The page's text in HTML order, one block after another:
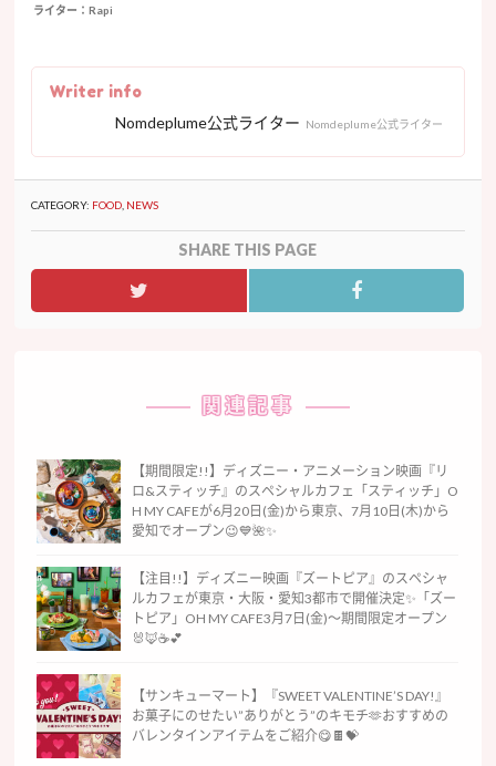
ライター：Rapi
Writer info
Nomdeplume公式ライター Nomdeplume公式ライター
CATEGORY: FOOD NEWS
SHARE THIS PAGE
関連記事
【期間限定!!】ディズニー・アニメーション映画『リ
ロ&スティッチ』のスペシャルカフェ「スティッチ」O
H MY CAFEが6月20日(金)から東京、7月10日(木)から
愛知でオープン😉💙🌺✨
【注目!!】ディズニー映画『ズートピア』のスペシャ
ルカフェが東京・大阪・愛知3都市で開催決定✨「ズー
トピア」OH MY CAFE3月7日(金)〜期間限定オープン
🐰🦊☕️💕
【サンキューマート】『SWEET VALENTINE’S DAY!』
お菓子にのせたい”ありがとう”のキモチ🫶おすすめの
バレンタインアイテムをご紹介😋🍫💝